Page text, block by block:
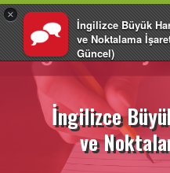
×
İngilizce Büyük
ve Noktalama
Güncel)
İçeriğe
İngilizce
ve